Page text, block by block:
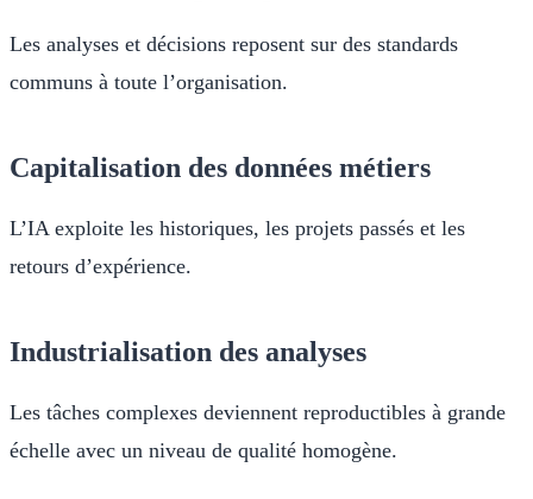
Les analyses et décisions reposent sur des standards
communs à toute l’organisation.
Capitalisation des données métiers
L’IA exploite les historiques, les projets passés et les
retours d’expérience.
Industrialisation des analyses
Les tâches complexes deviennent reproductibles à grande
échelle avec un niveau de qualité homogène.